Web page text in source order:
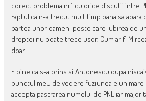
corect problema nr.1 cu orice discutii intre
Faptul ca n-a trecut mult timp pana sa
partea unor oameni peste care iubirea de
dreptei nu poate trece usor. Cum ar fi
doar.
E bine ca s-a prins si Antonescu dupa
punctul meu de vedere fuziunea e un mare
accepta pastrarea numelui de PNL iar